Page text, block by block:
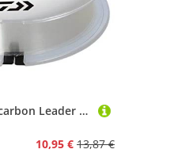
DAIWA J-Fluorocarbon Leader 100m 0 22mm 3.4/7 5lbs transparent Fluorocarbon-Vorfach Angelschnur 12220-022
10,95 € 13,87 €